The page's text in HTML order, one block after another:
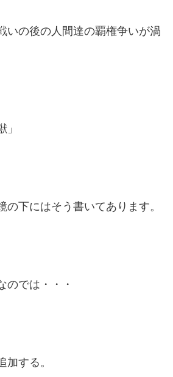
いの後の人間達の覇権争いが渦
」
の下にはそう書いてあります。
のでは・・・
加する。